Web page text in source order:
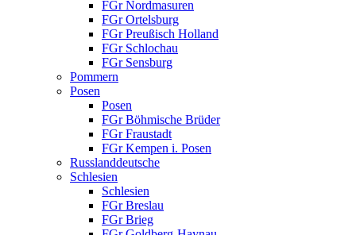
FGr Nordmasuren
FGr Ortelsburg
FGr Preußisch Holland
FGr Schlochau
FGr Sensburg
Pommern
Posen
Posen
FGr Böhmische Brüder
FGr Fraustadt
FGr Kempen i. Posen
Russlanddeutsche
Schlesien
Schlesien
FGr Breslau
FGr Brieg